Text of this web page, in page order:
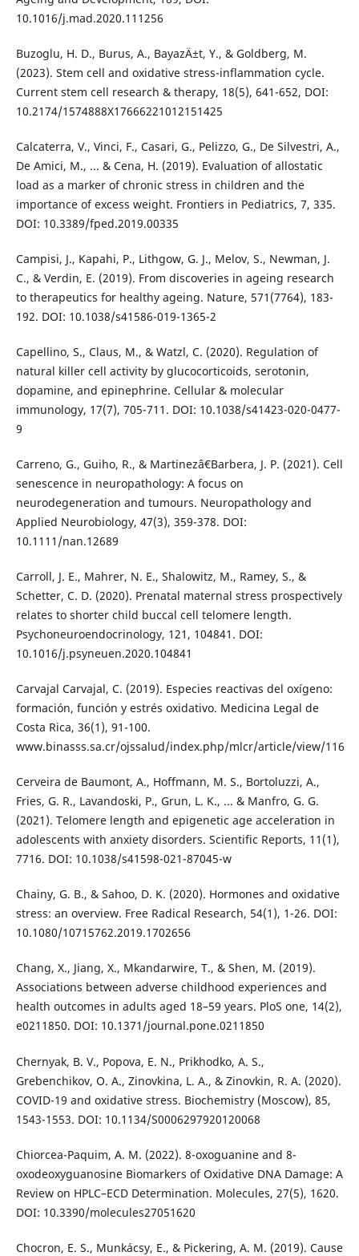
10.1016/j.mad.2020.111256
Buzoglu, H. D., Burus, A., BayazÄ±t, Y., & Goldberg, M.
(2023). Stem cell and oxidative stress-inflammation cycle.
Current stem cell research & therapy, 18(5), 641-652, DOI:
10.2174/1574888X17666221012151425
Calcaterra, V., Vinci, F., Casari, G., Pelizzo, G., De Silvestri, A.,
De Amici, M., ... & Cena, H. (2019). Evaluation of allostatic
load as a marker of chronic stress in children and the
importance of excess weight. Frontiers in Pediatrics, 7, 335.
DOI: 10.3389/fped.2019.00335
Campisi, J., Kapahi, P., Lithgow, G. J., Melov, S., Newman, J.
C., & Verdin, E. (2019). From discoveries in ageing research
to therapeutics for healthy ageing. Nature, 571(7764), 183-
192. DOI: 10.1038/s41586-019-1365-2
Capellino, S., Claus, M., & Watzl, C. (2020). Regulation of
natural killer cell activity by glucocorticoids, serotonin,
dopamine, and epinephrine. Cellular & molecular
immunology, 17(7), 705-711. DOI: 10.1038/s41423-020-0477-
9
Carreno, G., Guiho, R., & Martinezâ€Barbera, J. P. (2021). Cell
senescence in neuropathology: A focus on
neurodegeneration and tumours. Neuropathology and
Applied Neurobiology, 47(3), 359-378. DOI:
10.1111/nan.12689
Carroll, J. E., Mahrer, N. E., Shalowitz, M., Ramey, S., &
Schetter, C. D. (2020). Prenatal maternal stress prospectively
relates to shorter child buccal cell telomere length.
Psychoneuroendocrinology, 121, 104841. DOI:
10.1016/j.psyneuen.2020.104841
Carvajal Carvajal, C. (2019). Especies reactivas del oxígeno:
formación, función y estrés oxidativo. Medicina Legal de
Costa Rica, 36(1), 91-100.
www.binasss.sa.cr/ojssalud/index.php/mlcr/article/view/116
Cerveira de Baumont, A., Hoffmann, M. S., Bortoluzzi, A.,
Fries, G. R., Lavandoski, P., Grun, L. K., ... & Manfro, G. G.
(2021). Telomere length and epigenetic age acceleration in
adolescents with anxiety disorders. Scientific Reports, 11(1),
7716. DOI: 10.1038/s41598-021-87045-w
Chainy, G. B., & Sahoo, D. K. (2020). Hormones and oxidative
stress: an overview. Free Radical Research, 54(1), 1-26. DOI:
10.1080/10715762.2019.1702656
Chang, X., Jiang, X., Mkandarwire, T., & Shen, M. (2019).
Associations between adverse childhood experiences and
health outcomes in adults aged 18–59 years. PloS one, 14(2),
e0211850. DOI: 10.1371/journal.pone.0211850
Chernyak, B. V., Popova, E. N., Prikhodko, A. S.,
Grebenchikov, O. A., Zinovkina, L. A., & Zinovkin, R. A. (2020).
COVID-19 and oxidative stress. Biochemistry (Moscow), 85,
1543-1553. DOI: 10.1134/S0006297920120068
Chiorcea-Paquim, A. M. (2022). 8-oxoguanine and 8-
oxodeoxyguanosine Biomarkers of Oxidative DNA Damage: A
Review on HPLC–ECD Determination. Molecules, 27(5), 1620.
DOI: 10.3390/molecules27051620
Chocron, E. S., Munkácsy, E., & Pickering, A. M. (2019). Cause